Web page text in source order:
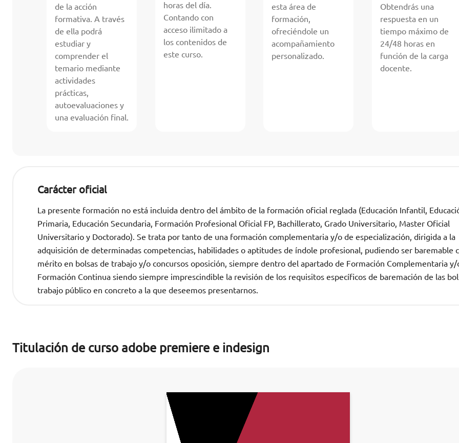
de la acción
formativa. A través
de ella podrá
estudiar y
comprender el
temario mediante
actividades
prácticas,
autoevaluaciones y
una evaluación final.
horas del día.
Contando con
acceso ilimitado a
los contenidos de
este curso.
esta área de
formación,
ofreciéndole un
acompañamiento
personalizado.
Obtendrás una
respuesta en un
tiempo máximo de
24/48 horas en
función de la carga
docente.
Carácter oficial
La presente formación no está incluida dentro del ámbito de la formación oficial reglada (Educación Infantil,
Primaria, Educación Secundaria, Formación Profesional Oficial FP, Bachillerato, Grado Universitario, Master Oficial
Universitario y Doctorado). Se trata por tanto de una formación complementaria y/o de especialización, dirigida a la
adquisición de determinadas competencias, habilidades o aptitudes de índole profesional, pudiendo ser baremable
mérito en bolsas de trabajo y/o concursos oposición, siempre dentro del apartado de Formación Complementaria y/
Formación Continua siendo siempre imprescindible la revisión de los requisitos específicos de baremación de las
trabajo público en concreto a la que deseemos presentarnos.
Titulación de curso adobe premiere e indesign